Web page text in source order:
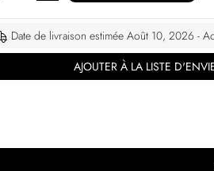
Date de livraison estimée Août 10, 2026 -
AJOUTER À LA LISTE